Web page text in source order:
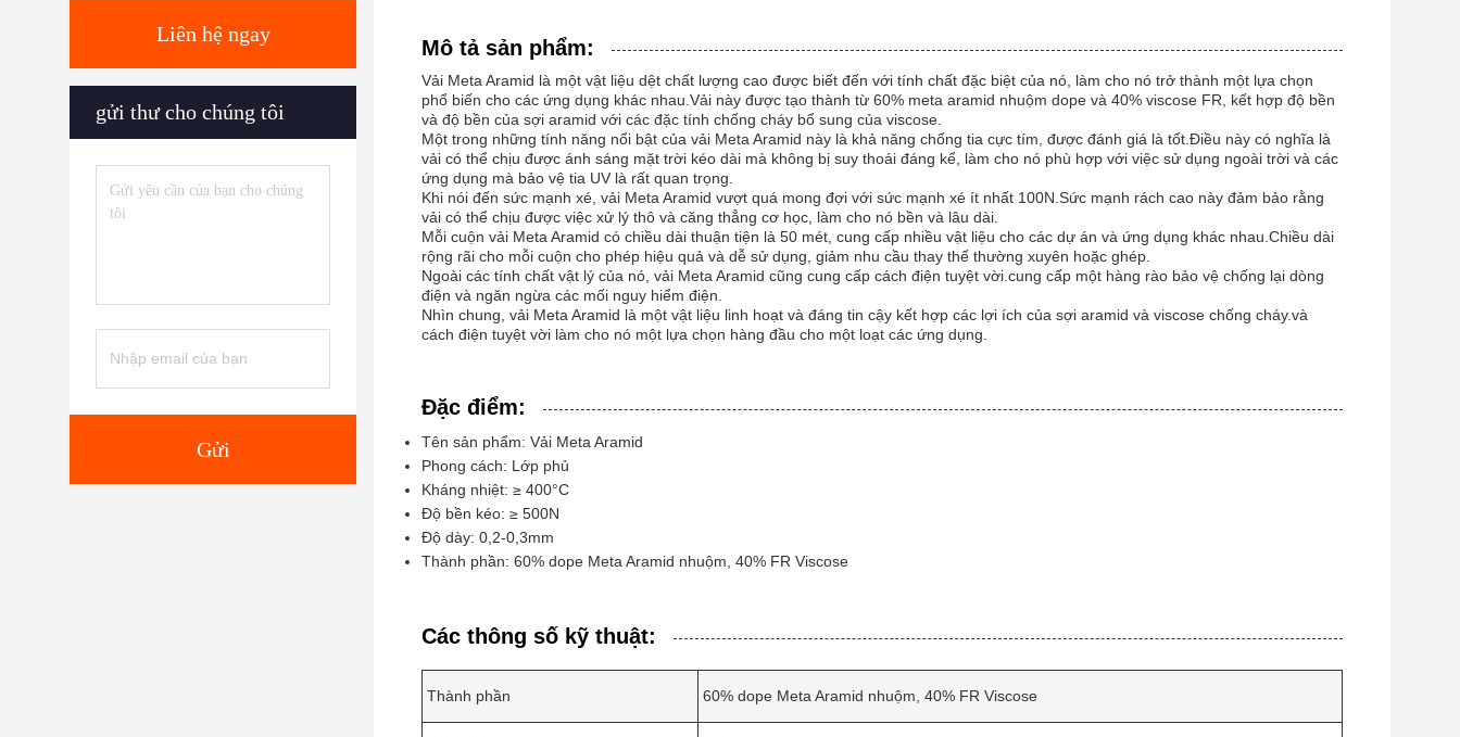
Liên hệ ngay
gửi thư cho chúng tôi
Gửi
Mô tả sản phẩm:
Vải Meta Aramid là một vật liệu dệt chất lượng cao được biết đến với tính chất đặc biệt của nó, làm cho nó trở thành một lựa chọn
phổ biến cho các ứng dụng khác nhau.Vải này được tạo thành từ 60% meta aramid nhuộm dope và 40% viscose FR, kết hợp độ bền
và độ bền của sợi aramid với các đặc tính chống cháy bổ sung của viscose.
Một trong những tính năng nổi bật của vải Meta Aramid này là khả năng chống tia cực tím, được đánh giá là tốt.Điều này có nghĩa là
vải có thể chịu được ánh sáng mặt trời kéo dài mà không bị suy thoái đáng kể, làm cho nó phù hợp với việc sử dụng ngoài trời và các
ứng dụng mà bảo vệ tia UV là rất quan trọng.
Khi nói đến sức mạnh xé, vải Meta Aramid vượt quá mong đợi với sức mạnh xé ít nhất 100N.Sức mạnh rách cao này đảm bảo rằng
vải có thể chịu được việc xử lý thô và căng thẳng cơ học, làm cho nó bền và lâu dài.
Mỗi cuộn vải Meta Aramid có chiều dài thuận tiện là 50 mét, cung cấp nhiều vật liệu cho các dự án và ứng dụng khác nhau.Chiều dài
rộng rãi cho mỗi cuộn cho phép hiệu quả và dễ sử dụng, giảm nhu cầu thay thế thường xuyên hoặc ghép.
Ngoài các tính chất vật lý của nó, vải Meta Aramid cũng cung cấp cách điện tuyệt vời.cung cấp một hàng rào bảo vệ chống lại dòng
điện và ngăn ngừa các mối nguy hiểm điện.
Nhìn chung, vải Meta Aramid là một vật liệu linh hoạt và đáng tin cậy kết hợp các lợi ích của sợi aramid và viscose chống cháy.và
cách điện tuyệt vời làm cho nó một lựa chọn hàng đầu cho một loạt các ứng dụng.
Đặc điểm:
Tên sản phẩm: Vải Meta Aramid
Phong cách: Lớp phủ
Kháng nhiệt: ≥ 400°C
Độ bền kéo: ≥ 500N
Độ dày: 0,2-0,3mm
Thành phần: 60% dope Meta Aramid nhuộm, 40% FR Viscose
Các thông số kỹ thuật:
Thành phần 60% dope Meta Aramid nhuộm, 40% FR Viscose